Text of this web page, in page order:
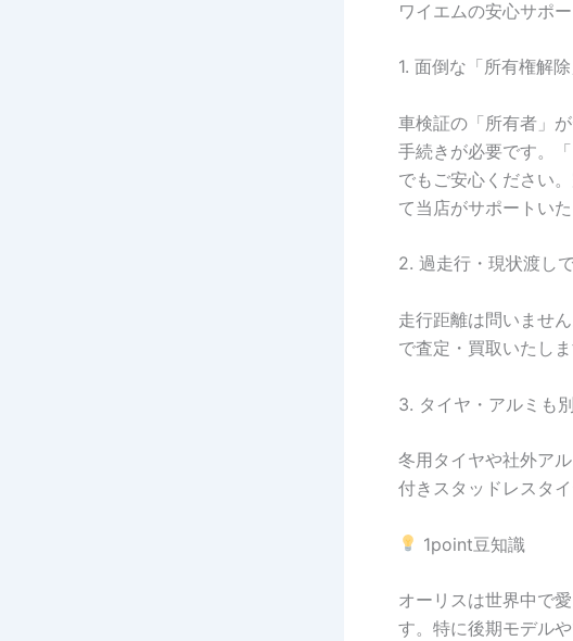
ワイエムの安心サポー
1. 面倒な「所有権解
車検証の「所有者」
手続きが必要です。
でもご安心ください
て当店がサポートいた
2. 過走行・現状渡し
走行距離は問いませ
で査定・買取いたしま
3. タイヤ・アルミも
冬用タイヤや社外ア
付きスタッドレスタ
1point豆知識
オーリスは世界中で
す。特に後期モデル